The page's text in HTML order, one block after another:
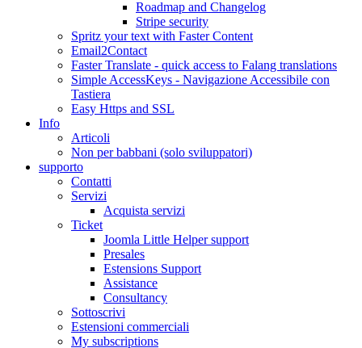
Roadmap and Changelog
Stripe security
Spritz your text with Faster Content
Email2Contact
Faster Translate - quick access to Falang translations
Simple AccessKeys - Navigazione Accessibile con
Tastiera
Easy Https and SSL
Info
Articoli
Non per babbani (solo sviluppatori)
supporto
Contatti
Servizi
Acquista servizi
Ticket
Joomla Little Helper support
Presales
Estensions Support
Assistance
Consultancy
Sottoscrivi
Estensioni commerciali
My subscriptions